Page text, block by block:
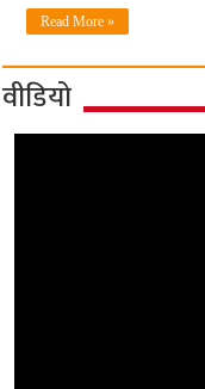
Read More »
वीडियो